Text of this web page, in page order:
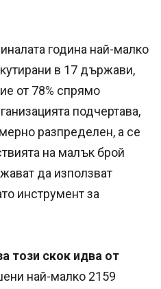
година най-малко
в 17 държави,
от 78% спрямо
подчертава,
разпределен, а се
на малък брой
да използват
инструмент за
този скок идва от
най-малко 2159